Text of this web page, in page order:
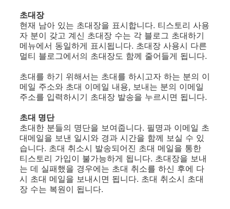
초대장
현재 남아 있는 초대장을 표시합니다. 티스토리 사용
자 분이 갖고 계신 초대장 수는 각 블로그 초대하기
메뉴에서 동일하게 표시됩니다. 초대장 사용시 다른
멀티 블로그에서의 초대장도 함께 줄어들게 됩니다.
초대를 하기 위해서는 초대를 하시고자 하는 분의 이
메일 주소와 초대 이메일 내용, 보내는 분의 이메일
주소를 입력하시기 초대장 발송을 누르시면 됩니다.
초대 명단
초대한 분들의 명단을 보여줍니다. 필명과 이메일 초
대메일을 보낸 일시와 경과 시간을 함께 보실 수 있
습니다. 초대 취소시 발송되어진 초대 메일을 통한
티스토리 가입이 불가능하게 됩니다. 초대장을 보내
는 데 실패했을 경우에는 초대 취소를 하신 후에 다
시 초대 메일을 보내시면 됩니다. 초대 취소시 초대
장 수는 복원이 됩니다.